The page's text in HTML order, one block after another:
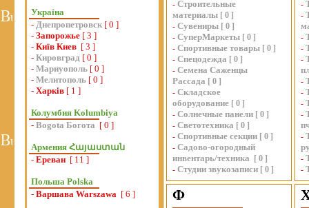
Україна
- Днепропетровск [ 0 ]
- Запорожье [ 3 ]
- Київ Киев [ 3 ]
- Кировград [ 0 ]
- Мариуополь [ 0 ]
- Мелитополь [ 0 ]
- Харків [ 1 ]
Колумбия Kolumbiya
- Bogota Богота [ 0 ]
Армения Հայաստան
- Ереван [ 11 ]
Польша Polska
- Варшава Warszawa [ 6 ]
- Строительные
материалы [ 0 ]
- Сувениры [ 0 ]
- СуперМаркеты [ 0 ]
- Спортивные товары [ 0 ]
- Спецодежда [ 0 ]
- Семена Саженцы
Рассада [ 0 ]
- Складское
оборудование [ 0 ]
- Солнечные панели [ 0 ]
- Светотехника [ 0 ]
- Спортивные секции [ 0 ]
- Садово-огородный
инвентарь/техника
[ 0 ]
- Студии звукозаписи [ 0 ]
-
-
-
-
-
-
-
-
-
-
-
-
Ф